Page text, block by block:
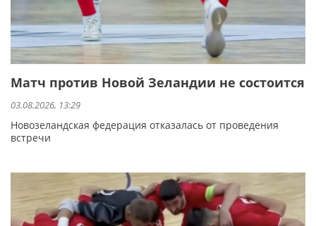
Матч против Новой Зеландии не состоится
03.08.2026, 13:29
Новозеландская федерация отказалась от проведения
встречи